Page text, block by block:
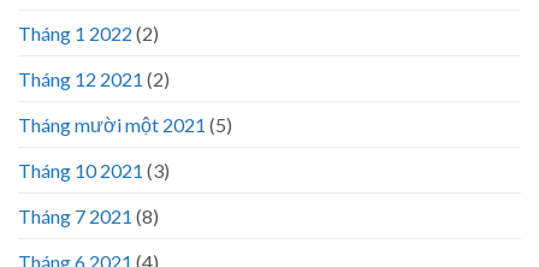
Tháng 1 2022 (2)
Tháng 12 2021 (2)
Tháng mười một 2021 (5)
Tháng 10 2021 (3)
Tháng 7 2021 (8)
Tháng 6 2021 (4)